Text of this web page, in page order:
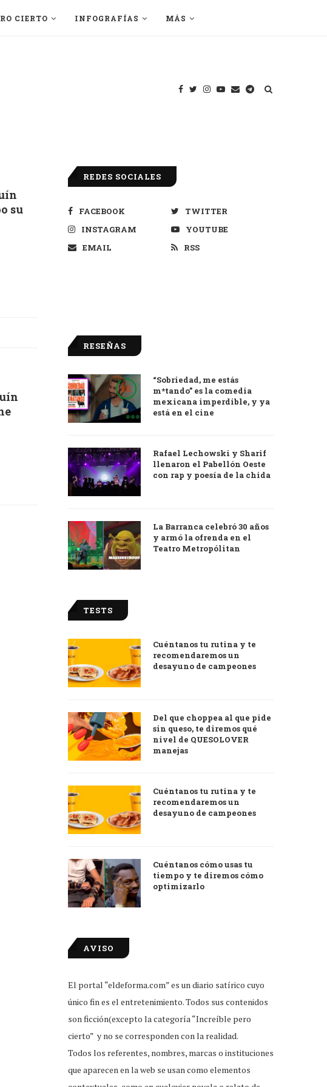
CIERTO INFOGRAFÍAS MÁS
su
REDES SOCIALES
FACEBOOK
TWITTER
INSTAGRAM
YOUTUBE
EMAIL
RSS
RESEÑAS
9.0
“Sobriedad, me estás
m*tando” es la comedia
mexicana imperdible, y ya
está en el cine
Rafael Lechowski y Sharif
llenaron el Pabellón Oeste
con rap y poesía de la chida
La Barranca celebró 30 años
y armó la ofrenda en el
Teatro Metropólitan
TESTS
Cuéntanos tu rutina y te
recomendaremos un
desayuno de campeones
Del que choppea al que pide
sin queso, te diremos qué
nivel de QUESOLOVER
manejas
Cuéntanos tu rutina y te
recomendaremos un
desayuno de campeones
Cuéntanos cómo usas tu
tiempo y te diremos cómo
optimizarlo
AVISO
El portal “eldeforma.com” es un diario satírico cuyo
único fin es el entretenimiento. Todos sus contenidos
son ficción(excepto la categoría “Increíble pero
cierto” y no se corresponden con la realidad.
Todos los referentes, nombres, marcas o instituciones
que aparecen en la web se usan como elementos